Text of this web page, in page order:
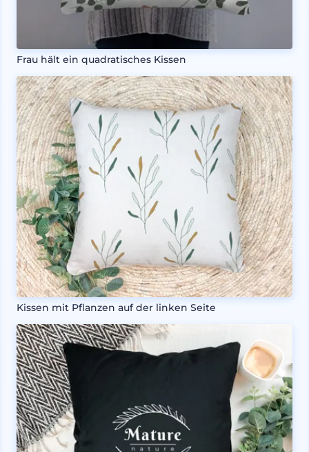
Frau hält ein quadratisches Kissen
Kissen mit Pflanzen auf der linken Seite